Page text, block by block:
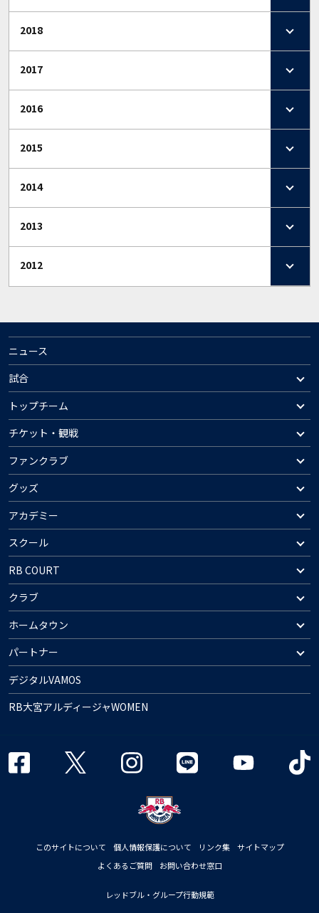
2018
2017
2016
2015
2014
2013
2012
ニュース
試合
トップチーム
チケット・観戦
ファンクラブ
グッズ
アカデミー
スクール
RB COURT
クラブ
ホームタウン
パートナー
デジタルVAMOS
RB大宮アルディージャWOMEN
このサイトについて 個人情報保護について リンク集
サイトマップ
よくあるご質問
お問い合わせ窓口
レッドブル・グループ行動規範